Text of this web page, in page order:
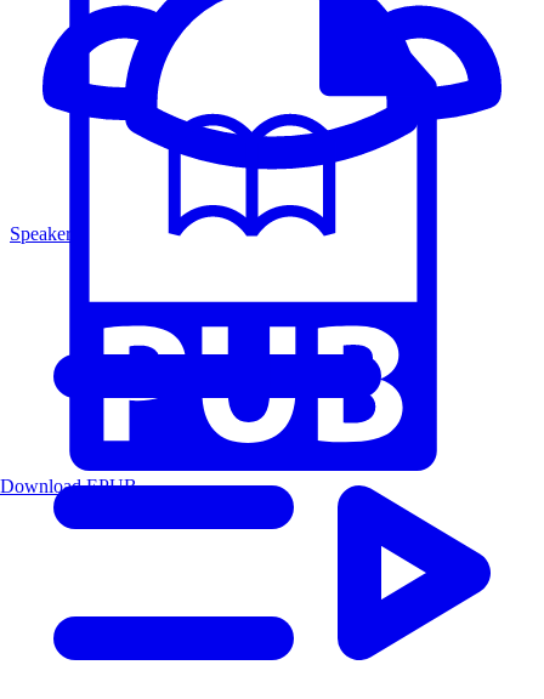
Speakers
Download EPUB